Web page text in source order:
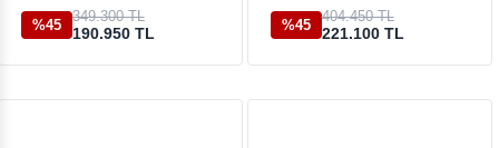
%45
349.300 TL
190.950 TL %45
404.450 TL
221.100 TL